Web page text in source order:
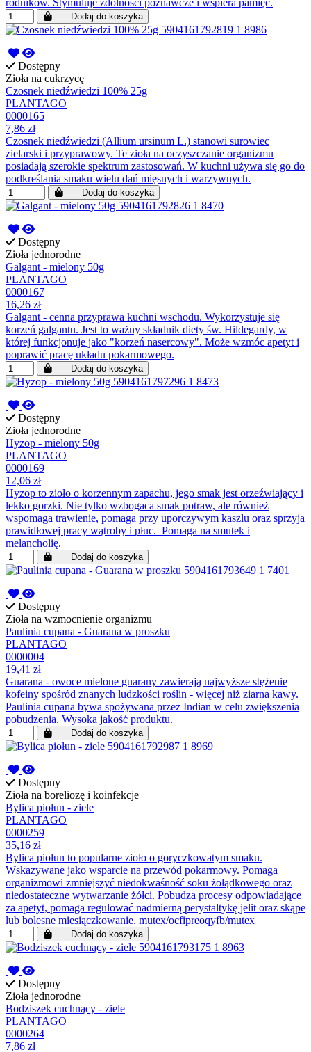
rodników. Stymuluje zdolności poznawcze i wspiera pamięć.
Dodaj do koszyka
Dostępny
Zioła na cukrzycę
Czosnek niedźwiedzi 100% 25g
PLANTAGO
0000165
7,86 zł
Czosnek niedźwiedzi (Allium ursinum L.) stanowi surowiec
zielarski i przyprawowy. Te zioła na oczyszczanie organizmu
posiadają szerokie spektrum zastosowań. W kuchni używa się go do
podkreślania smaku wielu dań mięsnych i warzywnych.
Dodaj do koszyka
Dostępny
Zioła jednorodne
Galgant - mielony 50g
PLANTAGO
0000167
16,26 zł
Galgant - cenna przyprawa kuchni wschodu. Wykorzystuje się
korzeń galgantu. Jest to ważny składnik diety św. Hildegardy, w
której funkcjonuje jako "korzeń nasercowy". Może wzmóc apetyt i
poprawić pracę układu pokarmowego.
Dodaj do koszyka
Dostępny
Zioła jednorodne
Hyzop - mielony 50g
PLANTAGO
0000169
12,06 zł
Hyzop to zioło o korzennym zapachu, jego smak jest orzeźwiający i
lekko gorzki. Nie tylko wzbogaca smak potraw, ale również
wspomaga trawienie, pomaga przy uporczywym kaszlu oraz sprzyja
prawidłowej pracy wątroby i płuc. Pomaga na smutek i
melancholię.
Dodaj do koszyka
Dostępny
Zioła na wzmocnienie organizmu
Paulinia cupana - Guarana w proszku
PLANTAGO
0000004
19,41 zł
Guarana - owoce mielone guarany zawierają najwyższe stężenie
kofeiny spośród znanych ludzkości roślin - więcej niż ziarna kawy.
Paulinia cupana bywa spożywana przez Indian w celu zwiększenia
pobudzenia. Wysoka jakość produktu.
Dodaj do koszyka
Dostępny
Zioła na boreliozę i koinfekcje
Bylica piołun - ziele
PLANTAGO
0000259
35,16 zł
Bylica piołun to popularne zioło o goryczkowatym smaku.
Wskazywane jako wsparcie na przewód pokarmowy. Pomaga
organizmowi zmniejszyć niedokwaśność soku żołądkowego oraz
niedostateczne wytwarzanie żółci. Pobudza procesy odpowiadające
za apetyt, pomaga regulować nadmierną perystaltykę jelit oraz skąpe
lub bolesne miesiączkowanie. mutex/ocfipreoqyfb/mutex
Dodaj do koszyka
Dostępny
Zioła jednorodne
Bodziszek cuchnący - ziele
PLANTAGO
0000264
7,86 zł